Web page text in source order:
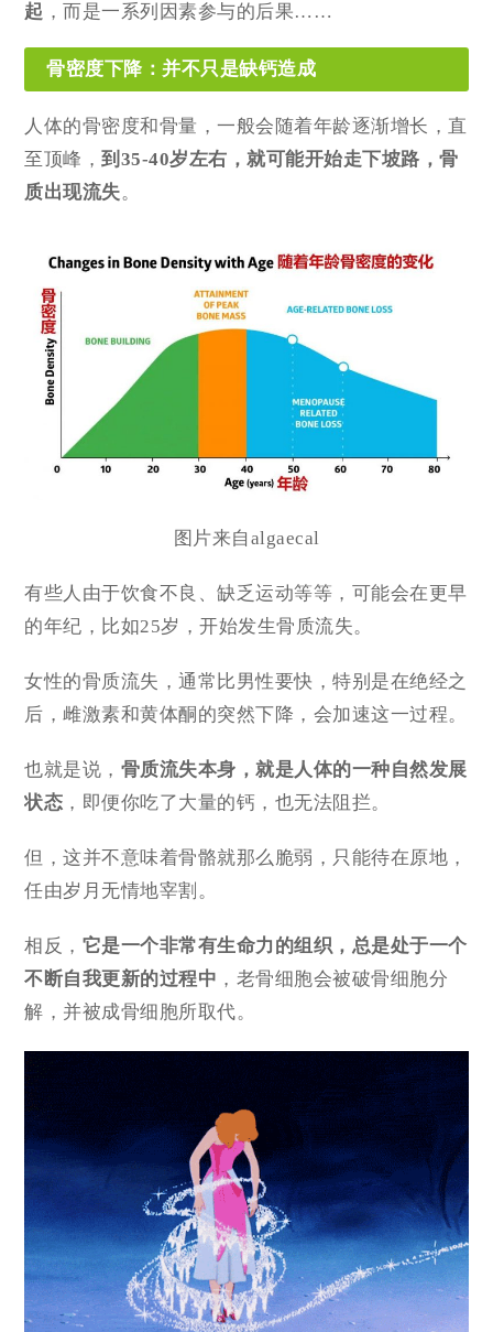
起 ，而是一系列因素参与的后果……
骨密度下降：并不只是缺钙造成
人体的骨密度和骨量，一般会随着年龄逐渐增长，直
至顶峰，到35-40岁左右，就可能开始走下坡路，骨
质出现流失。
图片来自algaecal
有些人由于饮食不良、缺乏运动等等，可能会在更早
的年纪，比如25岁，开始发生骨质流失。
女性的骨质流失，通常比男性要快，特别是在绝经之
后，雌激素和黄体酮的突然下降，会加速这一过程。
也就是说， 骨质流失本身，就是人体的一种自然发展
状态 ，即便你吃了大量的钙，也无法阻拦。
但，这并不意味着骨骼就那么脆弱，只能待在原地，
任由岁月无情地宰割。
相反， 它是一个非常有生命力的组织，总是处于一个
不断自我更新的过程中 ，老骨细胞会被破骨细胞分
解，并被成骨细胞所取代。